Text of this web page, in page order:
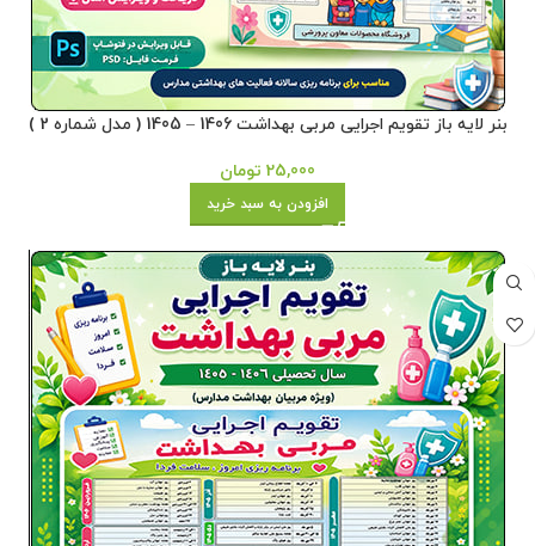
بنر لایه باز تقویم اجرایی مربی بهداشت 1406 – 1405 ( مدل شماره 2 )
25,000 تومان
افزودن به سبد خرید